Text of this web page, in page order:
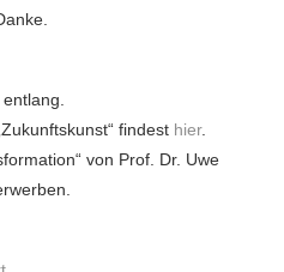
entlang.
findest hier.
von Prof. Dr. Uwe